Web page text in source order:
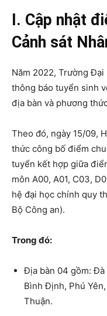
I. Cập nhật
Cảnh sát
Năm 2022, Trường Đại
thông báo tuyển sinh
địa bàn và phương
Theo đó, ngày 15/09,
thức công bố điểm
tuyển kết hợp giữa
môn A00, A01, C03,
hệ đại học chính quy
Bộ Công an).
Trong đó:
Địa bàn 04 gồm: Đà
Bình Định, Phú
Thuận.